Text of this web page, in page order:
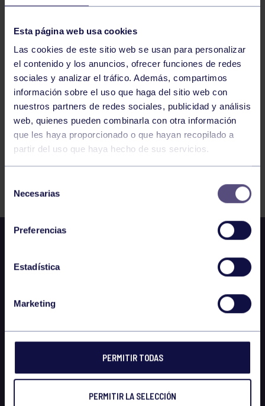
Esta página web usa cookies
Las cookies de este sitio web se usan para personalizar
el contenido y los anuncios, ofrecer funciones de redes
sociales y analizar el tráfico. Además, compartimos
información sobre el uso que haga del sitio web con
nuestros partners de redes sociales, publicidad y análisis
web, quienes pueden combinarla con otra información
que les haya proporcionado o que hayan recopilado a
partir del uso que haya hecho de sus servicios.
Necesarias
Preferencias
Estadística
Marketing
PERMITIR TODAS
PERMITIR LA SELECCIÓN
COPA NORTE VITORIA GAM
763 764 765 766 767 768 769